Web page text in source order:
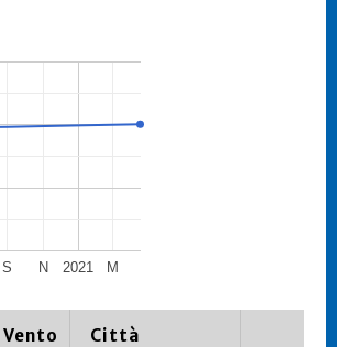
2021
S N M
Vento Città